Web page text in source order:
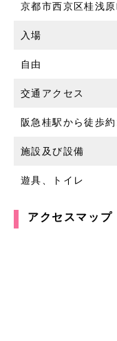
京都市西京区桂浅
入場
自由
交通アクセス
阪急桂駅から徒歩
施設及び設備
遊具、トイレ
アクセスマップ